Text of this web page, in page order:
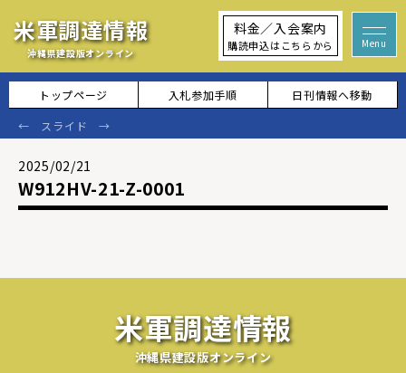
米軍調達情報
沖縄県建設版オンライン
料金／入会案内
購読申込はこちらから
トップページ 入札参加手順 日刊情報へ移動
2025/02/21
W912HV-21-Z-0001
米軍調達情報
沖縄県建設版オンライン